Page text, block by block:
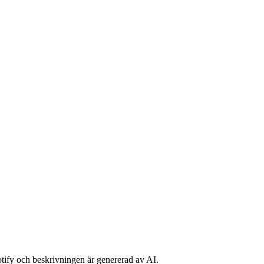
och beskrivningen är genererad av AI.